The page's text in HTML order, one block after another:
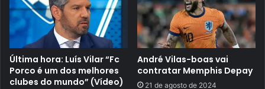
Última hora: Luís Vilar “Fc
Porco é um dos melhores
clubes do mundo” (Vídeo)
André Vilas-boas vai
contratar Memphis Depay
21 de agosto de 2024